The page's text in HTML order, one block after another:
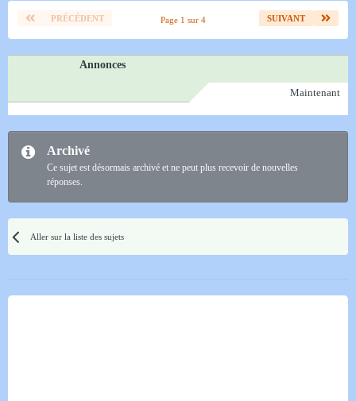
PRÉCÉDENT SUIVANT
Page 1 sur 4
Annonces
Maintenant
Archivé
Ce sujet est désormais archivé et ne peut plus recevoir de nouvelles
réponses.
Aller sur la liste des sujets